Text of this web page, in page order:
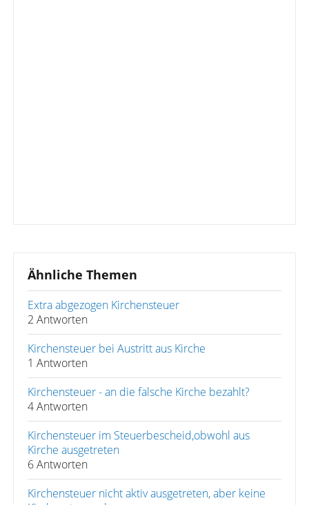
Ähnliche Themen
Extra abgezogen Kirchensteuer
2 Antworten
Kirchensteuer bei Austritt aus Kirche
1 Antworten
Kirchensteuer - an die falsche Kirche bezahlt?
4 Antworten
Kirchensteuer im Steuerbescheid,obwohl aus
Kirche ausgetreten
6 Antworten
Kirchensteuer nicht aktiv ausgetreten, aber keine